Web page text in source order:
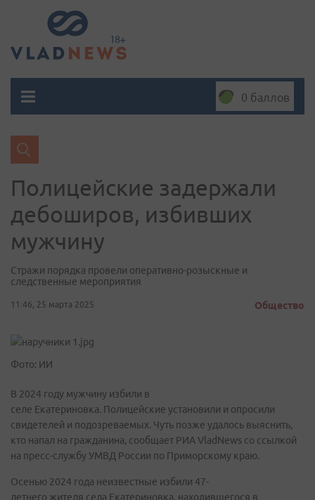
0 баллов
Полицейские задержали
дебоширов, избивших
мужчину
Стражи порядка провели оперативно-розыскные и
следственные мероприятия
11:46, 25 марта 2025 Общество
Фото: ИИ
В 2024 году мужчину избили в
селе Екатериновка. Полицейские установили и опросили
свидетелей и подозреваемых. Чуть позже удалось выяснить,
кто напал на гражданина, сообщает РИА VladNews со ссылкой
на пресс-службу УМВД России по Приморскому краю.
Осенью 2024 года неизвестные избили 47-
летнего жителя села Екатериновка, находившегося в